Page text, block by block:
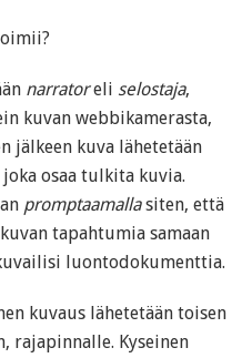
narratoreli selostaja,
kuvan webbikamerasta,
jälkeen kuva lähetetään
osaa tulkita kuvia.
promptaamallasiten, että
tapahtumia samaan
luontodokumenttia.
kuvaus lähetetään toisen
rajapinnalle. Kyseinen